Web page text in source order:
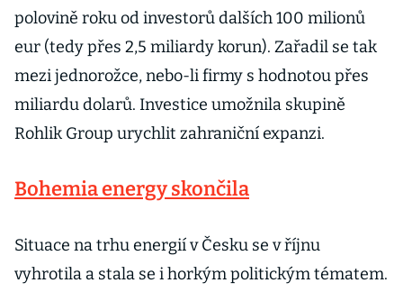
polovině roku od investorů dalších 100 milionů
eur (tedy přes 2,5 miliardy korun). Zařadil se tak
mezi jednorožce, nebo-li firmy s hodnotou přes
miliardu dolarů. Investice umožnila skupině
Rohlik Group urychlit zahraniční expanzi.
Bohemia energy skončila
Situace na trhu energií v Česku se v říjnu
vyhrotila a stala se i horkým politickým tématem.